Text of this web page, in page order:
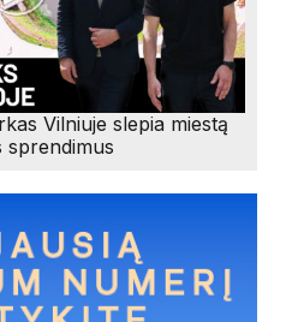
Vilniuje slepia miestą
sprendimus